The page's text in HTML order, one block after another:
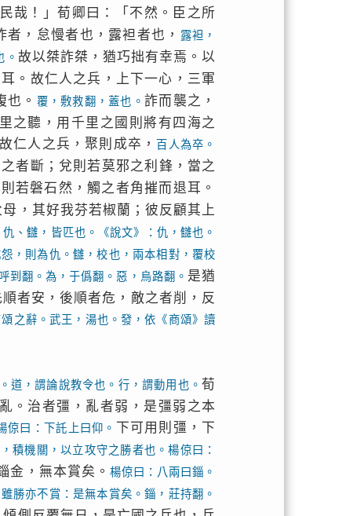
哉！」荀卿曰：「不然。臣之所
，怠慢者也，露袒者也，
露袒，
。 故以桀詐桀，猶巧拙有幸焉。以
。故仁人之兵，上下一心，三軍
。 覆，敷救翻，蓋也。 詐而襲之，
之聽，用千里之國則將有四海之
故仁人之兵，聚則成卒， 百人為卒。
者斷；兌則若莫邪之利鋒，當之
若磐石然，觸之者角摧而退耳。
，其好我芬若椒蘭；彼反顧其上
仇、讎，皆匹也。《說文》：仇，讎也。
，則為仇。讎，校也，兩本相對，覆校
到翻。為，于僞翻。惡，烏路翻。 是猶
者安，後順者危，敵之者削，反
之辭。武王，湯也。發，依《商頌》讀
道，謂論說教令也。行，謂動用也。荀
。治者彊，亂者弱，是彊弱之本
倞曰：下託上曰仰。
下可用則彊，下
積機關，以立攻守之勝者也。楊倞曰：
金，無本賞矣。 楊倞曰：八兩曰錙。
勝亦不賞：是無本賞矣。錙，莊持翻。